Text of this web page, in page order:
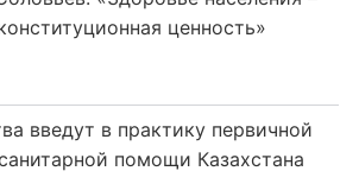
ценность»
введут в практику первичной
помощи Казахстана